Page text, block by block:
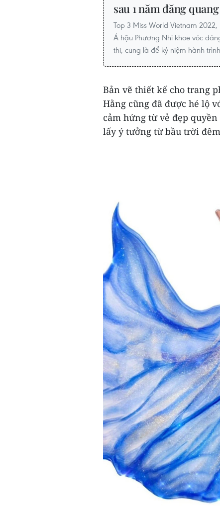
sau 1 năm đăng quang
Top 3 Miss World Vietnam
Á hậu Phương Nhi khoe vóc
thi, cũng là để kỷ niệm hành
Bản vẽ thiết kế cho trang
Hằng cũng đã được hé lộ
cảm hứng từ vẻ đẹp
lấy ý tưởng từ bầu trời